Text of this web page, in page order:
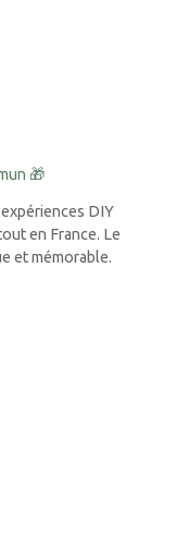
🎁
DIY
en France. Le
et mémorable.